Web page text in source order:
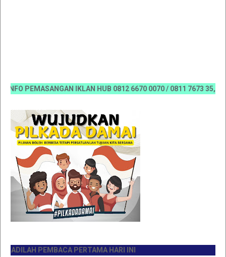
PEMASANGAN IKLAN HUB 0812 6670 0070 / 0811 7673 35,
PEMBACA PERTAMA HARI INI